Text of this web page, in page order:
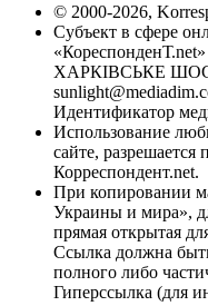
© 2000-2026,
Субъект в сфере
ХАРКІВСЬКЕ ШОСЕ,
Идентификатор
Использование
сайте,
Корреспондент.net.
При копировании
Украины и мира»,
прямая открытая
Ссылка должна
полного либо
Гиперссылка (для